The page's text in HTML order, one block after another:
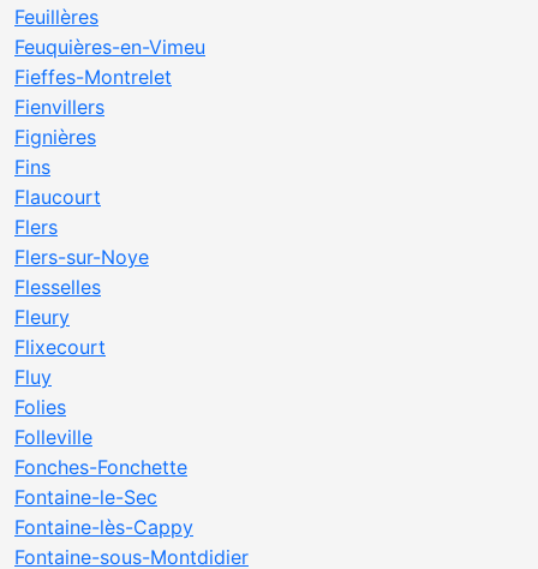
Feuillères
Feuquières-en-Vimeu
Fieffes-Montrelet
Fienvillers
Fignières
Fins
Flaucourt
Flers
Flers-sur-Noye
Flesselles
Fleury
Flixecourt
Fluy
Folies
Folleville
Fonches-Fonchette
Fontaine-le-Sec
Fontaine-lès-Cappy
Fontaine-sous-Montdidier